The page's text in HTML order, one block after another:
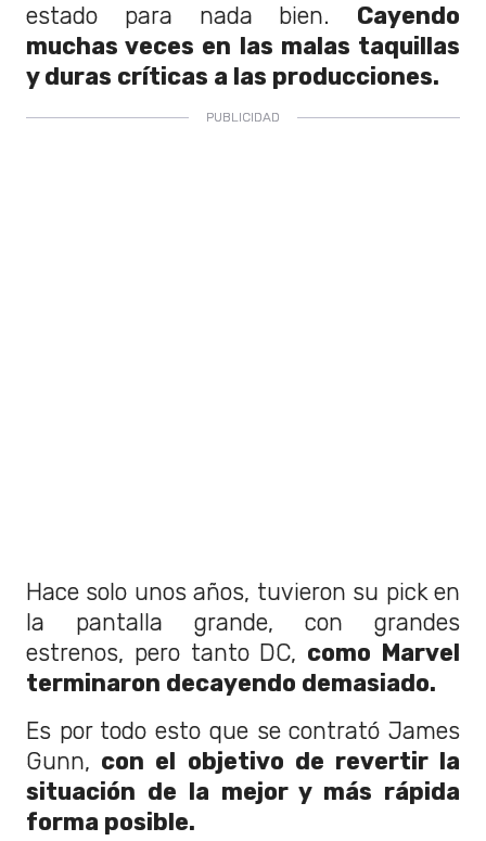
estado para nada bien. Cayendo
muchas veces en las malas taquillas
y duras críticas a las producciones.
Hace solo unos años, tuvieron su pick en
la pantalla grande, con grandes
estrenos, pero tanto DC, como Marvel
terminaron decayendo demasiado.
Es por todo esto que se contrató James
Gunn, con el objetivo de revertir la
situación de la mejor y más rápida
forma posible.